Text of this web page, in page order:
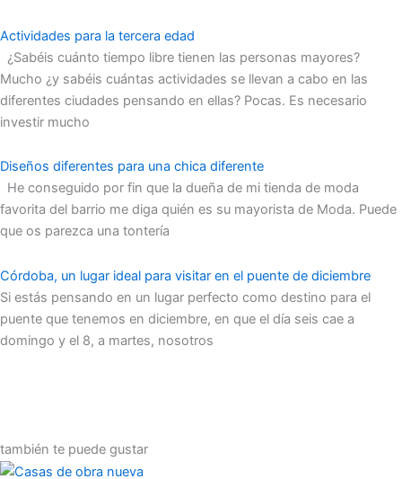
Actividades para la tercera edad
¿Sabéis cuánto tiempo libre tienen las personas mayores?
Mucho ¿y sabéis cuántas actividades se llevan a cabo en las
diferentes ciudades pensando en ellas? Pocas. Es necesario
investir mucho
Diseños diferentes para una chica diferente
He conseguido por fin que la dueña de mi tienda de moda
favorita del barrio me diga quién es su mayorista de Moda. Puede
que os parezca una tontería
Córdoba, un lugar ideal para visitar en el puente de diciembre
Si estás pensando en un lugar perfecto como destino para el
puente que tenemos en diciembre, en que el día seis cae a
domingo y el 8, a martes, nosotros
también te puede gustar